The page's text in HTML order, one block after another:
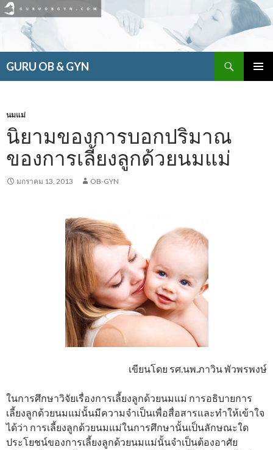
GURU OB & GYN
เนื้อหา
นมแม่
นิยามของการบอกปริมาณ
ของการเลี้ยงลูกด้วยนมแม่
มกราคม 13, 2013 OB-GYN
เขียนโดย รศ.นพ.ภาวิน พัวพรพงษ์
ในการศึกษาวิจัยเรื่องการเลี้ยงลูกด้วยนมแม่ การอธิบายการ
เลี้ยงลูกด้วยนมแม่นั้นมีความจำเป็นเพื่อสื่อสารและทำให้เข้าใจ
ได้ว่า การเลี้ยงลูกด้วยนมแม่ในการศึกษานั้นเป็นลักษณะใด
ประโยชน์ของการเลี้ยงลูกด้วยนมแม่นั้นจำเป็นต้องอาศัย